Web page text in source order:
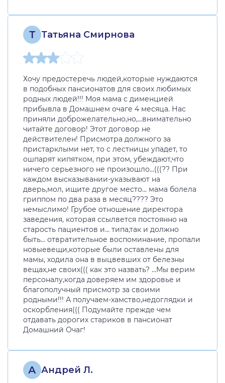
Т Татьяна Смирнова
Хочу предостеречь людей,которые нуждаются
в подобных пансионатов для своих любимых
родных людей!!! Моя мама с дименцией
прибывла в Домашнем очаге 4 месяца. Нас
приняли доброжелательно,но,...внимательно
читайте договор! Этот договор не
действителен! Присмотра должного за
пристарклыми нет, то с лестницы упадет, то
ошпарят кипятком, при этом, убеждают,что
ничего серьезного не произошло...(((?? При
каждом высказывании-указывают на
дверь,мол, ищите другое место... мама болела
гриппом по два раза в месяц???? Это
немыслимо! Грубое отношение директора
заведения, которая ссылвется постоянно на
старость пациентов и... типа,так и должно
быть... отвратительное воспоминание, пропали
новыевещи,которые были оставлены для
мамы, ходила она в выцвевших от белезны
вещах,не своих((( как это назвать? ...Мы верим
персоналу,когда доверяем им здоровье и
благополучный присмотр за своими
родными!!! А получаем-хамство,недоглядки и
оскорбления((( Подумайте прежде чем
отдавать дорогих стариков в пансионат
Домашний Очаг!
А Андрей Л.